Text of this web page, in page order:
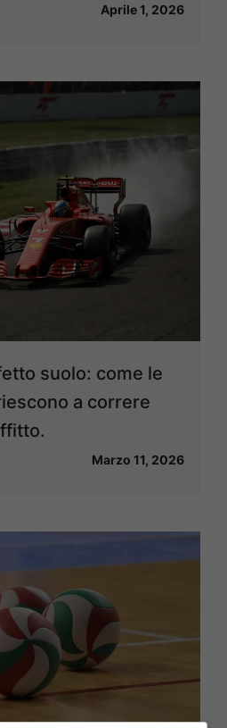
Aprile 1, 2026
suolo: come le
a correre
Marzo 11, 2026